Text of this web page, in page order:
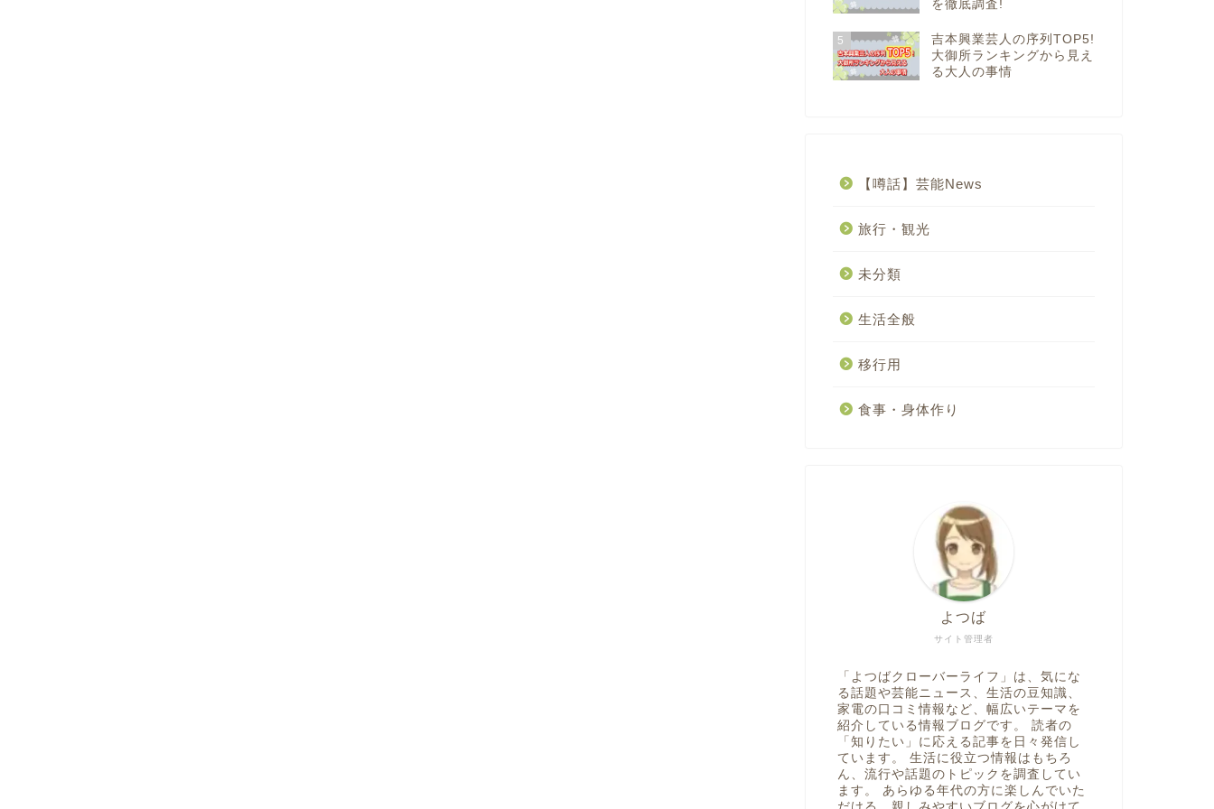
を徹底調査!
5
吉本興業芸人の序列TOP5!
大御所ランキングから見え
る大人の事情
【噂話】芸能News
旅行・観光
未分類
生活全般
移行用
食事・身体作り
サイト管理者
よつば
「よつばクローバーライフ」は、気にな
る話題や芸能ニュース、生活の豆知識、
家電の口コミ情報など、幅広いテーマを
紹介している情報ブログです。 読者の
「知りたい」に応える記事を日々発信し
ています。 生活に役立つ情報はもちろ
ん、流行や話題のトピックを調査してい
ます。 あらゆる年代の方に楽しんでいた